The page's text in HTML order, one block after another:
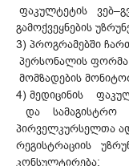
ფაკულტეტის
გამოქვეყნების
3) პროგრამებში
პერსონალის
მომზადების
4) მედიცინის
და სამაგისტრო
პირველკურსელთა
რეგისტრაციის
კონსულტირება;